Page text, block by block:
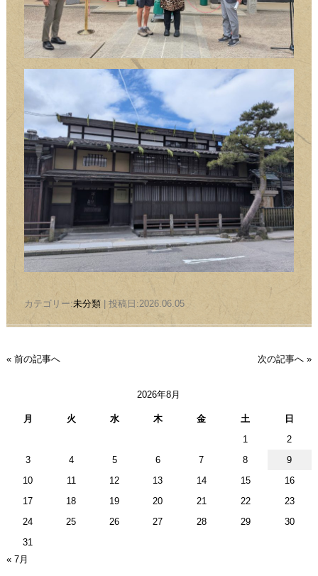
カテゴリー:未分類| 投稿日:2026.06.05
« 前の記事へ 次の記事へ »
2026年8月
月 火 水 木 金 土
日
1
2
3
4 5 6 7 8
9
10
11 12 13 14 15
16
17
18 19 20 21 22
23
24
25 26 27 28 29
30
31
« 7月